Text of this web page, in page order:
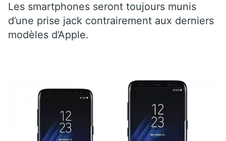
Les smartphones seront toujours munis
d’une prise jack contrairement aux derniers
modèles d’Apple.